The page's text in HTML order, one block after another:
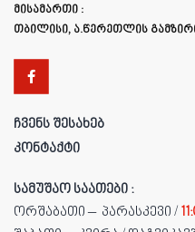
მისამართი :
თბილისი, ა.წერეთლის გამზირი
ჩვენს შესახებ
კონტაქტი
სამუშაო საათები :
ორშაბათი – პარასკევი /